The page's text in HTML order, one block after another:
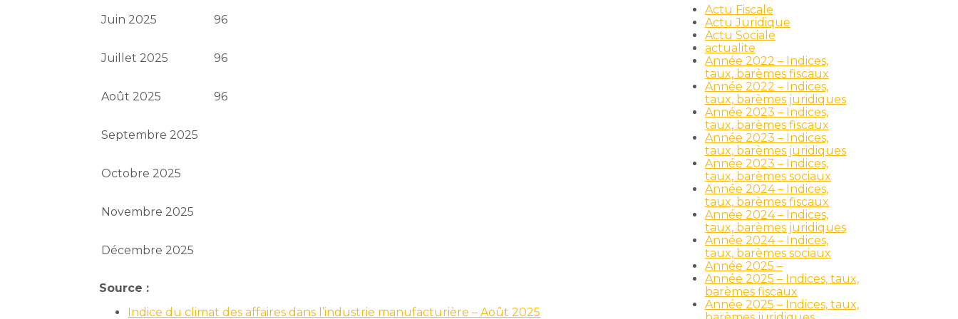
Juin 2025 96
Juillet 2025 96
Août 2025 96
Septembre 2025
Octobre 2025
Novembre 2025
Décembre 2025
Source :
Indice du climat des affaires dans l’industrie manufacturière – Août 2025
Actu Fiscale
Actu Juridique
Actu Sociale
actualite
Année 2022 – Indices,
taux, barèmes fiscaux
Année 2022 – Indices,
taux, barèmes juridiques
Année 2023 – Indices,
taux, barèmes fiscaux
Année 2023 – Indices,
taux, barèmes juridiques
Année 2023 – Indices,
taux, barèmes sociaux
Année 2024 – Indices,
taux, barèmes fiscaux
Année 2024 – Indices,
taux, barèmes juridiques
Année 2024 – Indices,
taux, barèmes sociaux
Année 2025 –
Année 2025 – Indices, taux,
barèmes fiscaux
Année 2025 – Indices, taux,